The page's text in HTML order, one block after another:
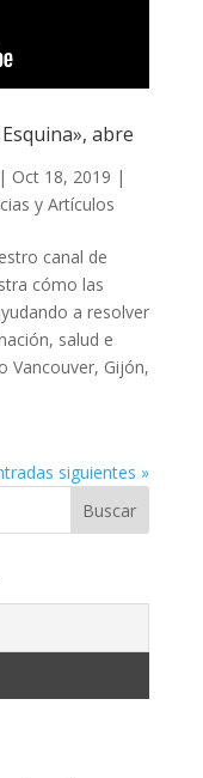
abre
| Oct 18, 2019 |
y Artículos
canal de
cómo las
a resolver
salud e
Vancouver, Gijón,
siguientes »
Buscar